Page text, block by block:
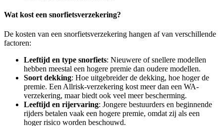
Wat kost een snorfietsverzekering?
De kosten van een snorfietsverzekering hangen af van verschillende
factoren:
Leeftijd en type snorfiets: Nieuwere of snellere modellen
hebben meestal een hogere premie dan oudere modellen.
Soort dekking: Hoe uitgebreider de dekking, hoe hoger de
premie. Een Allrisk-verzekering kost meer dan een WA-
verzekering, maar biedt ook veel meer bescherming.
Leeftijd en rijervaring: Jongere bestuurders en beginnende
rijders betalen vaak een hogere premie, omdat zij als een
hoger risico worden beschouwd.